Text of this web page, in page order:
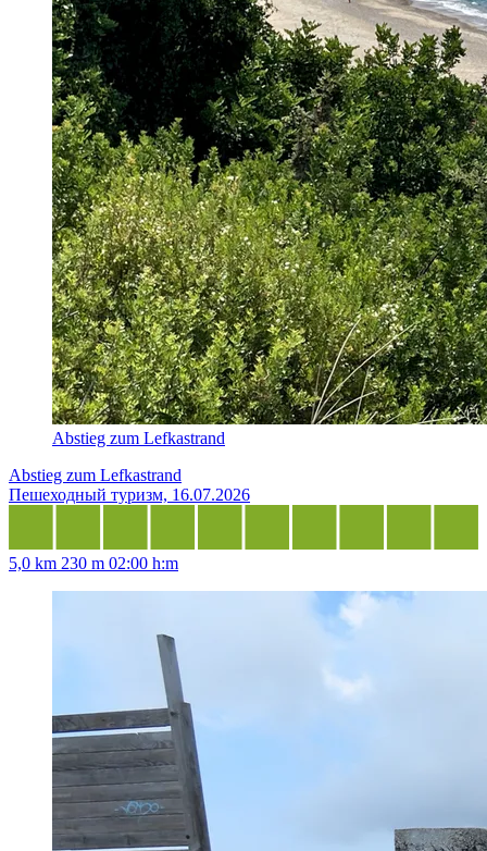
Abstieg zum Lefkastrand
Abstieg zum Lefkastrand
Пешеходный туризм, 16.07.2026
5,0 km 230 m 02:00 h:m